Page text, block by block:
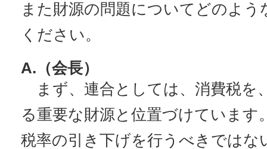
また財源の問題についてどのよう
ください。
A.（会長）
まず、連合としては、消費税を
る重要な財源と位置づけています
税率の引き下げを行うべきではな